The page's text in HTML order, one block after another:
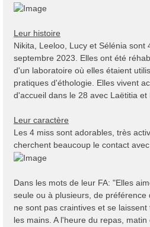
s
g
e
Leur histoire
Nikita, Leeloo, Lucy et Sélénia sont
septembre 2023. Elles ont été
d'un laboratoire où elles étaient
pratiques d'éthologie. Elles vivent
d'accueil dans le 28 avec Laëtitia et
Leur caractère
Les 4 miss sont adorables, très
cherchent beaucoup le contact
Dans les mots de leur FA: "Elles
seule ou à plusieurs, de préférence
ne sont pas craintives et se
les mains. A l'heure du repas,